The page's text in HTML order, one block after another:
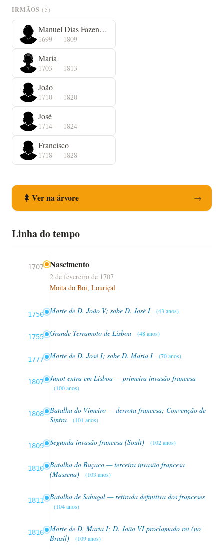
IRMÃOS(5)
Manuel Dias Fazendeiro
1699 — 1809
Maria
1703 — 1813
João
1710 — 1820
José
1714 — 1824
Francisco
1718 — 1828
Ver na árvore →
Linha do tempo
1707 Nascimento
2 de fevereiro de 1707
Moita do Boi, Louriçal
1750 Morte de D. João V; sobe D. José I (43 anos)
1755 Grande Terramoto de Lisboa (48 anos)
1777 Morte de D. José I; sobe D. Maria I (70 anos)
1807 Junot entra em Lisboa — primeira invasão francesa
(100 anos)
1808
Batalha do Vimeiro — derrota francesa; Convenção de
Sintra
(101 anos)
1809 Segunda invasão francesa (Soult) (102 anos)
1810
Batalha do Buçaco — terceira invasão francesa
(Massena)
(103 anos)
1811 Batalha de Sabugal — retirada definitiva dos franceses
(104 anos)
1816
Morte de D. Maria I; D. João VI proclamado rei (no
Brasil)
(109 anos)